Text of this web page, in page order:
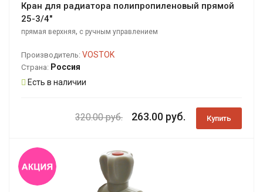
Кран для радиатора полипропиленовый прямой
25-3/4"
прямая верхняя, с ручным управлением
Производитель: VOSTOK
Страна: Россия
Есть в наличии
320.00 руб. 263.00 руб. Купить